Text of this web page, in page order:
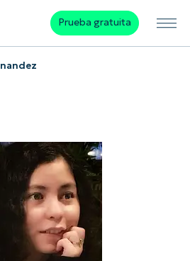
Prueba gratuita